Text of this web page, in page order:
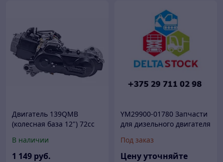
Двигатель 139QMB
(колесная база 12") 72сс
Minsk, Viper, SYM, Racer,
Benzhou,
В наличии
1 149 руб.
YM29900-01780 Запчасти
для дизельного двигателя
4D92E YM2990001780
Под заказ
Цену уточняйте